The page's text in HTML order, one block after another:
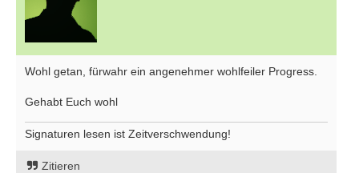
Wohl getan, fürwahr ein angenehmer wohlfeiler Progress.
Gehabt Euch wohl
Signaturen lesen ist Zeitverschwendung!
Zitieren